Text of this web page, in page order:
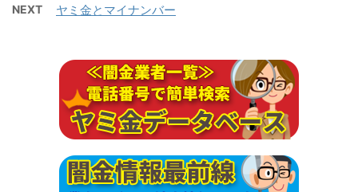
NEXT ヤミ金とマイナンバー